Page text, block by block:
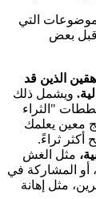
التي
بعض
الذين قد
ويشمل ذلك
"الثراء
معين يعلمك
أكثر ثراءً.
مثل الغش
أو المشاركة في
مثل إهانة